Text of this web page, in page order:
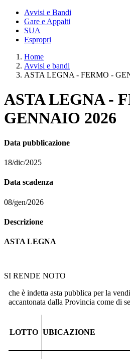
Avvisi e Bandi
Gare e Appalti
SUA
Espropri
Home
Avvisi e bandi
ASTA LEGNA - FERMO -
ASTA LEGNA -
GENNAIO 2026
Data pubblicazione
18/dic/2025
Data scadenza
08/gen/2026
Descrizione
ASTA LEGNA
SI RENDE NOTO
che è indetta asta pubblica per la
accantonata dalla Provincia come di
LOTTO UBICAZIONE